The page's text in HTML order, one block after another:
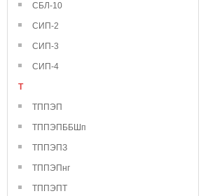
СБЛ-10
СИП-2
СИП-3
СИП-4
Т
ТППЭП
ТППЭПББШп
ТППЭПЗ
ТППЭПнг
ТППЭПТ